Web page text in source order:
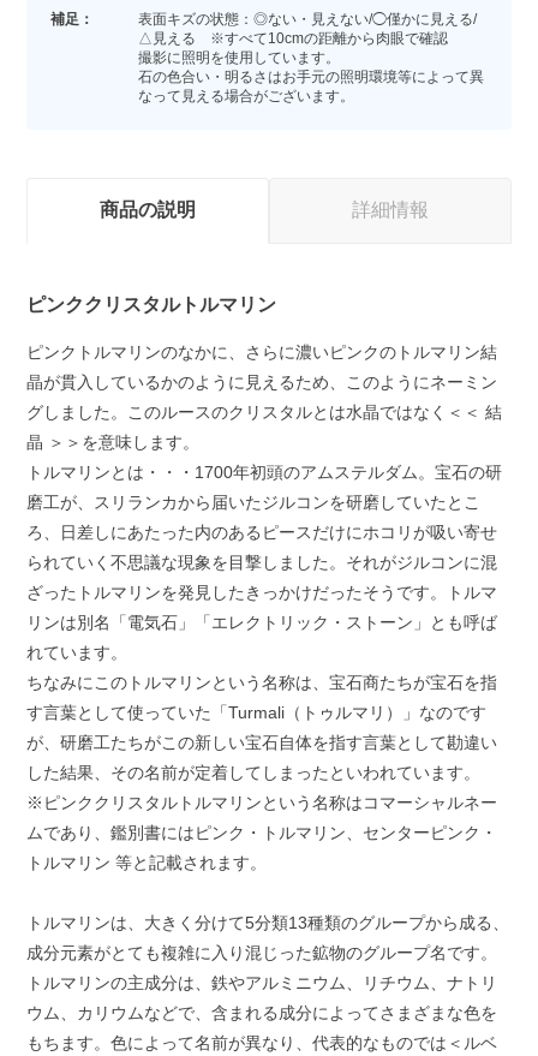
補足：
表面キズの状態：◎ない・見えない/◯僅かに見える/
△見える ※すべて10cmの距離から肉眼で確認
撮影に照明を使用しています。
石の色合い・明るさはお手元の照明環境等によって異
なって見える場合がございます。
商品の説明 詳細情報
ピンククリスタルトルマリン
ピンクトルマリンのなかに、さらに濃いピンクのトルマリン結
晶が貫入しているかのように見えるため、このようにネーミン
グしました。このルースのクリスタルとは水晶ではなく＜＜ 結
晶 ＞＞を意味します。
トルマリンとは・・・1700年初頭のアムステルダム。宝石の研
磨工が、スリランカから届いたジルコンを研磨していたとこ
ろ、日差しにあたった内のあるピースだけにホコリが吸い寄せ
られていく不思議な現象を目撃しました。それがジルコンに混
ざったトルマリンを発見したきっかけだったそうです。トルマ
リンは別名「電気石」「エレクトリック・ストーン」とも呼ば
れています。
ちなみにこのトルマリンという名称は、宝石商たちが宝石を指
す言葉として使っていた「Turmali（トゥルマリ）」なのです
が、研磨工たちがこの新しい宝石自体を指す言葉として勘違い
した結果、その名前が定着してしまったといわれています。
※ピンククリスタルトルマリンという名称はコマーシャルネー
ムであり、鑑別書にはピンク・トルマリン、センターピンク・
トルマリン 等と記載されます。
トルマリンは、大きく分けて5分類13種類のグループから成る、
成分元素がとても複雑に入り混じった鉱物のグループ名です。
トルマリンの主成分は、鉄やアルミニウム、リチウム、ナトリ
ウム、カリウムなどで、含まれる成分によってさまざまな色を
もちます。色によって名前が異なり、代表的なものでは＜ルベ